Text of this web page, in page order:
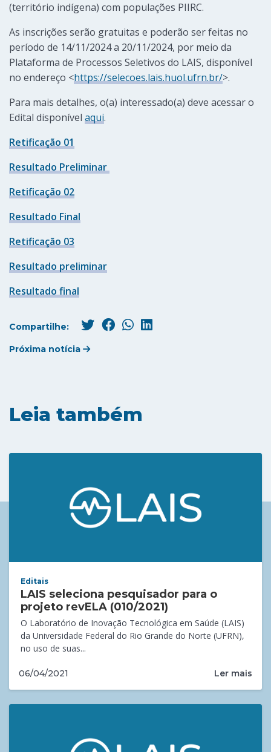
(território indígena) com populações PIIRC.
As inscrições serão gratuitas e poderão ser feitas no
período de 14/11/2024 a 20/11/2024, por meio da
Plataforma de Processos Seletivos do LAIS, disponível
no endereço <https://selecoes.lais.huol.ufrn.br/>.
Para mais detalhes, o(a) interessado(a) deve acessar o
Edital disponível aqui.
Retificação 01
Resultado Preliminar
Retificação 02
Resultado Final
Retificação 03
Resultado preliminar
Resultado final
Compartilhe:
Próxima notícia
Leia também
Editais
LAIS seleciona pesquisador para o
projeto revELA (010/2021)
O Laboratório de Inovação Tecnológica em Saúde (LAIS)
da Universidade Federal do Rio Grande do Norte (UFRN),
no uso de suas...
06/04/2021 Ler mais